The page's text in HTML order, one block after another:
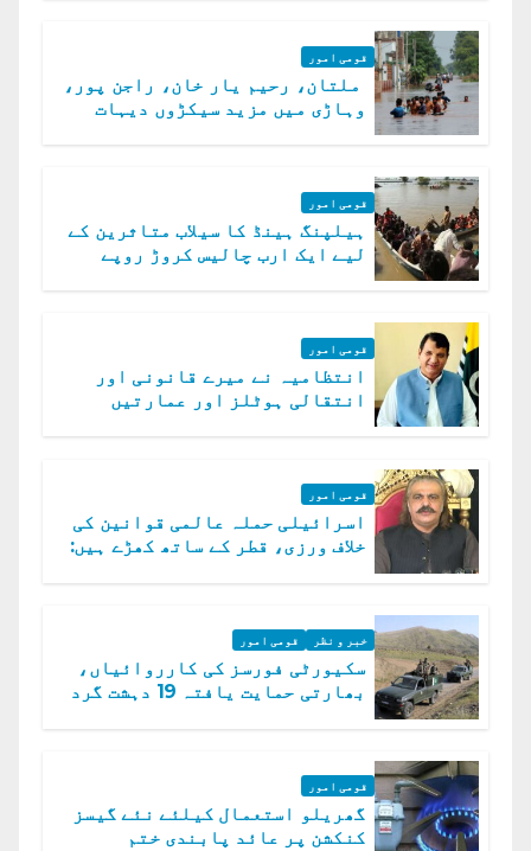
قومی امور
ملتان، رحیم یار خان، راجن پور،
وہاڑی میں مزید سیکڑوں دیہات
قومی امور
ہیلپنگ ہینڈ کا سیلاب متاثرین کے
لیے ایک ارب چالیس کروڑ روپے
قومی امور
انتظامیہ نے میرے قانونی اور
انتقالی ہوٹلز اور عمارتیں
قومی امور
اسرائیلی حملہ عالمی قوانین کی
خلاف ورزی، قطر کے ساتھ کھڑے ہیں:
خبر و نظر قومی امور
سکیورٹی فورسز کی کارروائیاں،
بھارتی حمایت یافتہ 19 دہشت گرد
قومی امور
گھریلو استعمال کیلئے نئے گیسز
کنکشن پر عائد پابندی ختم